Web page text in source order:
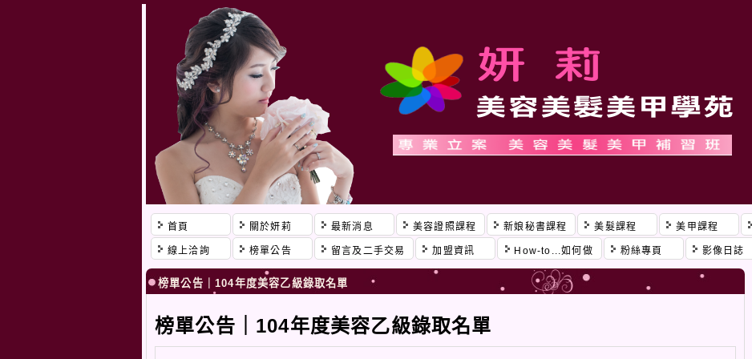
首頁 關於妍莉 最新消息 美容證照課程 新娘秘書課程 美髮課程 美甲課程
線上洽詢 榜單公告 留言及二手交易 加盟資訊 How-to...如何做 粉絲專頁 影像日誌
榜單公告｜104年度美容乙級錄取名單
榜單公告｜104年度美容乙級錄取名單